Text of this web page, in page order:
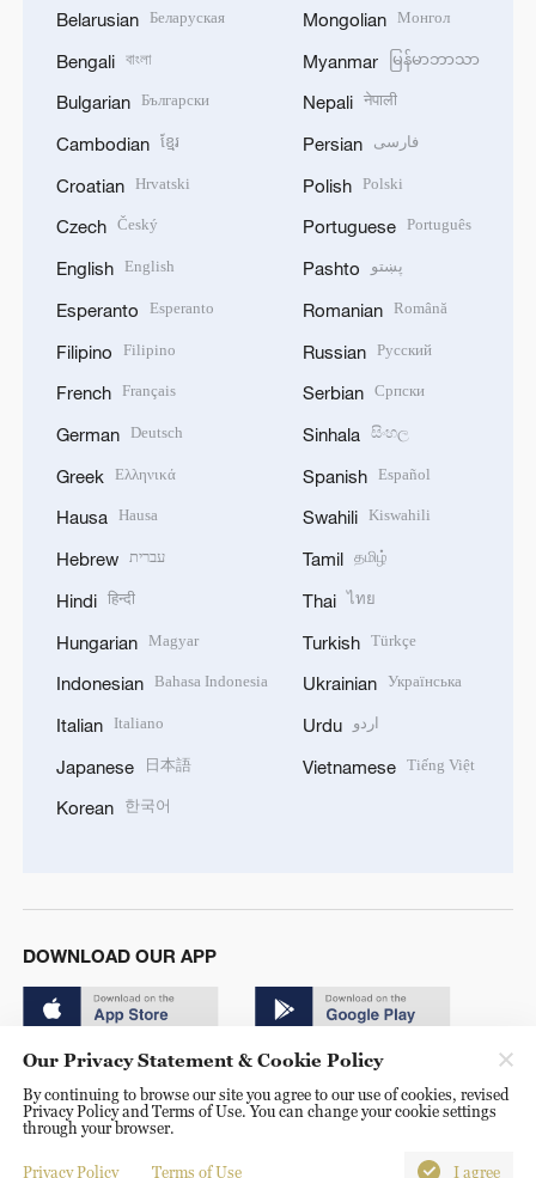
Belarusian Беларуская
Bengali বাংলা
Bulgarian Български
Cambodian ខ្មែរ
Croatian Hrvatski
Czech Český
English English
Esperanto Esperanto
Filipino Filipino
French Français
German Deutsch
Greek Ελληνικά
Hausa Hausa
Hebrew עברית
Hindi हिन्दी
Hungarian Magyar
Indonesian Bahasa Indonesia
Italian Italiano
Japanese 日本語
Korean 한국어
Mongolian Монгол
Myanmar မြန်မာဘာသာ
Nepali नेपाली
Persian فارسی
Polish Polski
Portuguese Português
Pashto پښتو
Romanian Română
Russian Русский
Serbian Српски
Sinhala සිංහල
Spanish Español
Swahili Kiswahili
Tamil தமிழ்
Thai ไทย
Turkish Türkçe
Ukrainian Українська
Urdu اردو
Vietnamese Tiếng Việt
DOWNLOAD OUR APP
© China Radio International.CRI. All Rights Reserved. 16A
Shijingshan Road, Beijing, China. 100040
Our Privacy Statement & Cookie Policy
By continuing to browse our site you agree to our use of cookies, revised
Privacy Policy and Terms of Use. You can change your cookie settings
through your browser.
Privacy Policy Terms of Use I agree